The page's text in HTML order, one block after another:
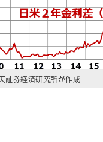
証券経済研究所が作成